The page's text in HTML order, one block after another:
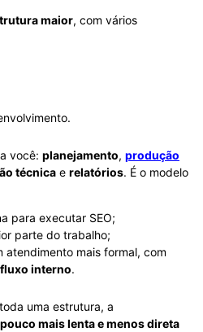
maior, com vários
você: planejamento, produção
técnica e relatórios. É o modelo
para executar SEO;
parte do trabalho;
atendimento mais formal, com
fluxo interno.
uma estrutura, a
mais lenta e menos direta